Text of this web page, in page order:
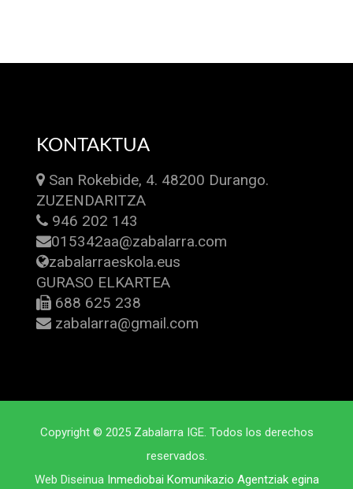
KONTAKTUA
San Rokebide, 4. 48200 Durango.
ZUZENDARITZA
946 202 143
015342aa@zabalarra.com
zabalarraeskola.eus
GURASO ELKARTEA
688 625 238
zabalarra@gmail.com
Copyright © 2025 Zabalarra IGE. Todos los derechos
reservados.
Web Diseinua Inmediobai Komunikazio Agentziak egina